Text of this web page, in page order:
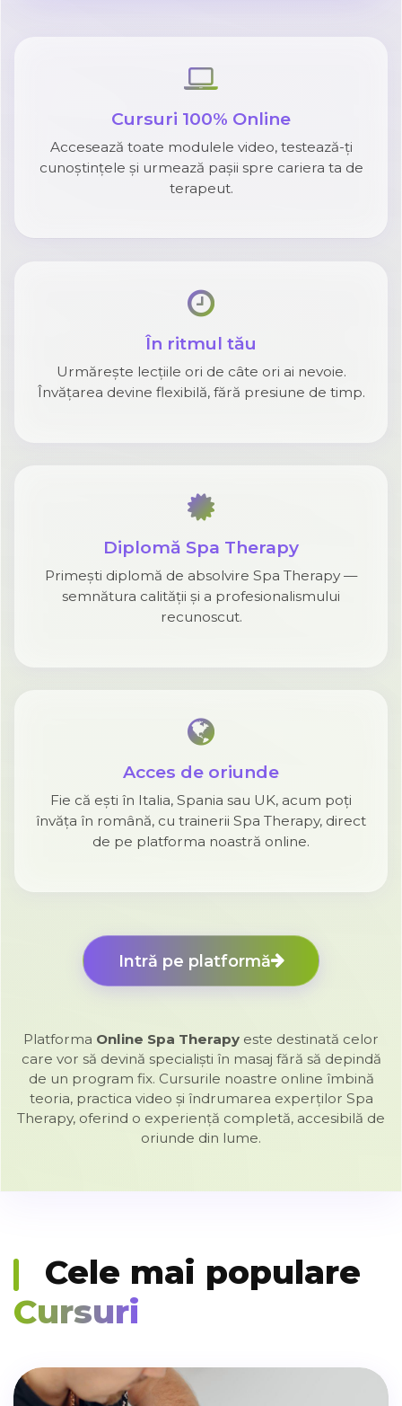
Cursuri 100% Online
Accesează toate modulele video, testează-ți
cunoștințele și urmează pașii spre cariera ta de
terapeut.
În ritmul tău
Urmărește lecțiile ori de câte ori ai nevoie.
Învățarea devine flexibilă, fără presiune de timp.
Diplomă Spa Therapy
Primești diplomă de absolvire Spa Therapy —
semnătura calității și a profesionalismului
recunoscut.
Acces de oriunde
Fie că ești în Italia, Spania sau UK, acum poți
învăța în română, cu trainerii Spa Therapy, direct
de pe platforma noastră online.
Intră pe platformă
Platforma Online Spa Therapy este destinată celor
care vor să devină specialiști în masaj fără să depindă
de un program fix. Cursurile noastre online îmbină
teoria, practica video și îndrumarea experților Spa
Therapy, oferind o experiență completă, accesibilă de
oriunde din lume.
Cele mai populare
Cursuri